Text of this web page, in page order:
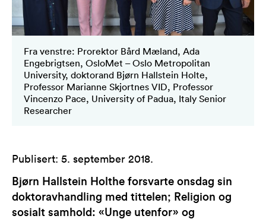
Fra venstre: Prorektor Bård Mæland, Ada
Engebrigtsen, OsloMet – Oslo Metropolitan
University, doktorand Bjørn Hallstein Holte,
Professor Marianne Skjortnes VID, Professor
Vincenzo Pace, University of Padua, Italy Senior
Researcher
Publisert: 5. september 2018.
Bjørn Hallstein Holthe forsvarte onsdag sin
doktoravhandling med tittelen; Religion og
sosialt samhold: «Unge utenfor» og